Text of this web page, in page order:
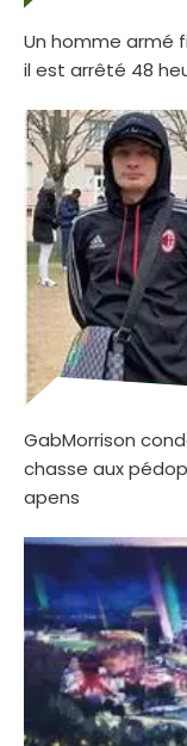
Un homme armé
il est arrêté 48
GabMorrison
chasse aux
apens